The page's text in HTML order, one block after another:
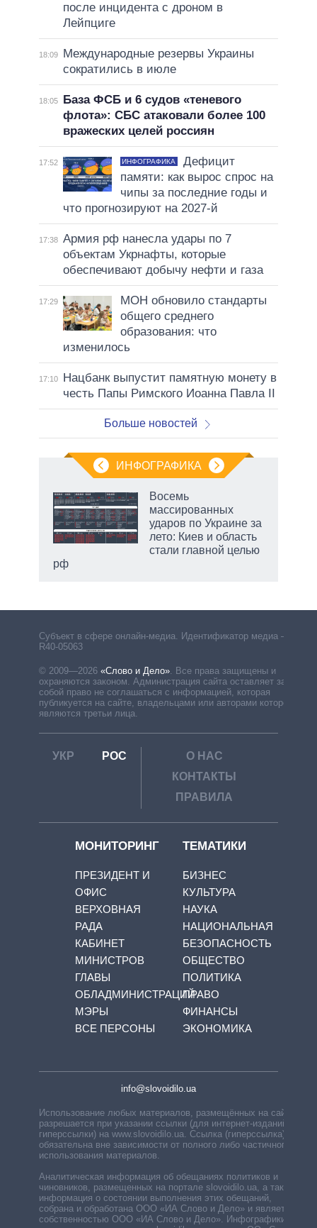
после инцидента с дроном в
Лейпциге
18:09
Международные резервы Украины
сократились в июле
18:05
База ФСБ и 6 судов «теневого
флота»: СБС атаковали более 100
вражеских целей россиян
17:52 ИНФОГРАФИКА
Дефицит
памяти: как вырос спрос на
чипы за последние годы и
что прогнозируют на 2027-й
17:38 Армия рф нанесла удары по 7
объектам Укрнафты, которые
обеспечивают добычу нефти и газа
17:29
МОН обновило стандарты
общего среднего
образования: что
изменилось
17:10
Нацбанк выпустит памятную монету в
честь Папы Римского Иоанна Павла II
Больше новостей
ИНФОГРАФИКА
Восемь
массированных
ударов по Украине за
лето: Киев и область
стали главной целью
рф
Субъект в сфере онлайн-медиа. Идентификатор медиа –
R40-05063
© 2009—2026 «Слово и Дело». Все права защищены и
охраняются законом. Администрация сайта оставляет за
собой право не соглашаться с информацией, которая
публикуется на сайте, владельцами или авторами которой
являются третьи лица.
УКР РОС
О НАС
КОНТАКТЫ
ПРАВИЛА
МОНИТОРИНГ
ПРЕЗИДЕНТ И
ОФИС
ВЕРХОВНАЯ
РАДА
КАБИНЕТ
МИНИСТРОВ
ГЛАВЫ
ОБЛАДМИНИСТРАЦИЙ
МЭРЫ
ВСЕ ПЕРСОНЫ
ТЕМАТИКИ
БИЗНЕС
КУЛЬТУРА
НАУКА
НАЦИОНАЛЬНАЯ
БЕЗОПАСНОСТЬ
ОБЩЕСТВО
ПОЛИТИКА
ПРАВО
ФИНАНСЫ
ЭКОНОМИКА
info@slovoidilo.ua
Использование любых материалов, размещённых на сайте,
разрешается при указании ссылки (для интернет-изданий —
гиперссылки) на www.slovoidilo.ua. Ссылка (гиперссылка)
обязательна вне зависимости от полного либо частичного
использования материалов.
Аналитическая информация об обещаниях политиков и
чиновников, размещенных на портале slovoidilo.ua, а также
информация о состоянии выполнения этих обещаний,
собрана и обработана ООО «ИА Слово и Дело» и является
собственностью ООО «ИА Слово и Дело». Инфографики,